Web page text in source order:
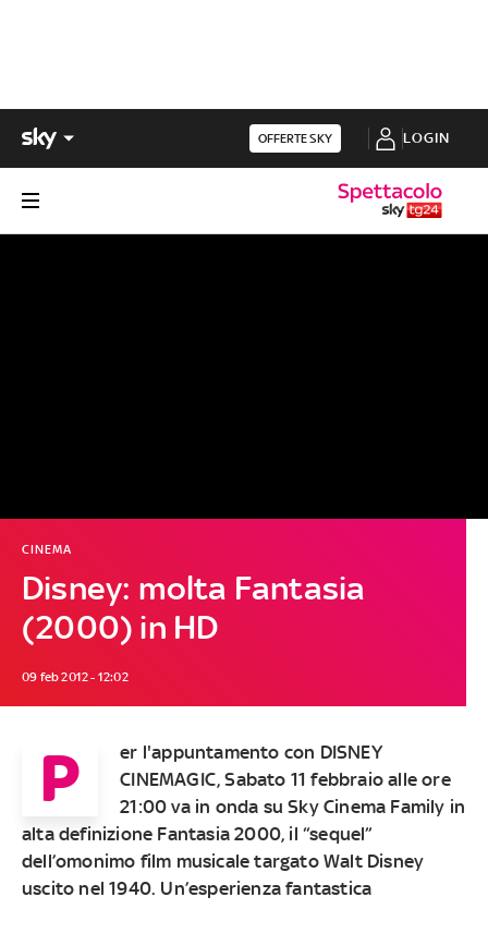
OFFERTE SKY LOGIN
Disney: molta Fantasia
(2000) in HD
CINEMA
09 feb 2012 - 12:02
P
er l'appuntamento con DISNEY
CINEMAGIC, Sabato 11 febbraio alle ore
21:00 va in onda su Sky Cinema Family in
alta definizione Fantasia 2000, il “sequel”
dell’omonimo film musicale targato Walt Disney
uscito nel 1940. Un’esperienza fantastica